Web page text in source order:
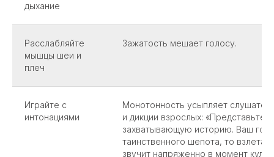
дыхание
Расслабляйте
мышцы шеи и
плеч
Зажатость мешает голосу.
Играйте с
интонациями
Монотонность усыпляет
и дикции взрослых: «Представьте,
захватывающую историю. Ваш
таинственного шепота, то
звучит напряженно в момент